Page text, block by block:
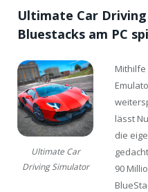
Ultimate Car
Bluestacks am PC
Ultimate Car
Driving Simulator
lässt
die
90